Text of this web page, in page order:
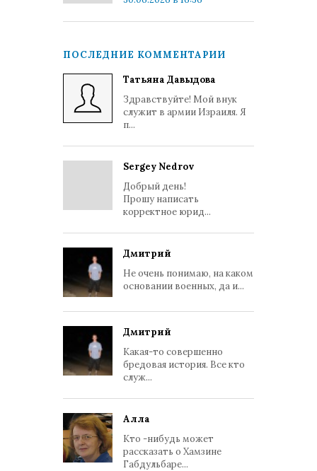
ПОСЛЕДНИЕ КОММЕНТАРИИ
Татьяна Давыдова
Здравствуйте! Мой внук
служит в армии Израиля. Я
п...
Sergey Nedrov
Добрый день!
Прошу написать
корректное юрид...
Дмитрий
Не очень понимаю, на каком
основании военных, да и...
Дмитрий
Какая-то совершенно
бредовая история. Все кто
служ...
Алла
Кто -нибудь может
рассказать о Хамзине
Габдульбаре...